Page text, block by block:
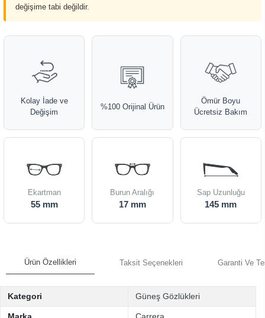
değişime tabi değildir.
Kolay İade ve
Değişim
%100 Orijinal Ürün
Ömür Boyu
Ücretsiz Bakım
Ekartman
55 mm
Burun Aralığı
17 mm
Sap Uzunluğu
145 mm
Ürün Özellikleri Taksit Seçenekleri Garanti Ve
Kategori Güneş Gözlükleri